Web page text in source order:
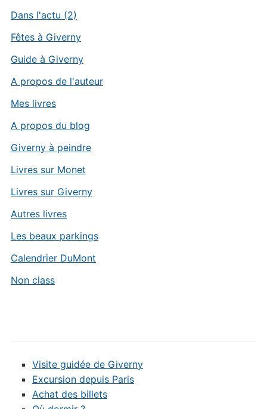
Dans l'actu (2)
Fêtes à Giverny
Guide à Giverny
A propos de l'auteur
Mes livres
A propos du blog
Giverny à peindre
Livres sur Monet
Livres sur Giverny
Autres livres
Les beaux parkings
Calendrier DuMont
Non class
Visite guidée de Giverny
Excursion depuis Paris
Achat des billets